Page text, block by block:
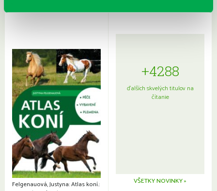
Felgenauová, Justyna: Atlas koní.:
+4288
ďalších skvelých titulov na
čítanie
VŠETKY NOVINKY »